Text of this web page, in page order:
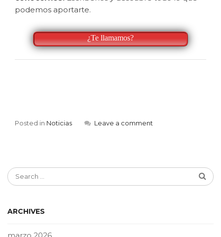
podemos aportarte.
¿Te llamamos?
Posted in Noticias Leave a comment
ARCHIVES